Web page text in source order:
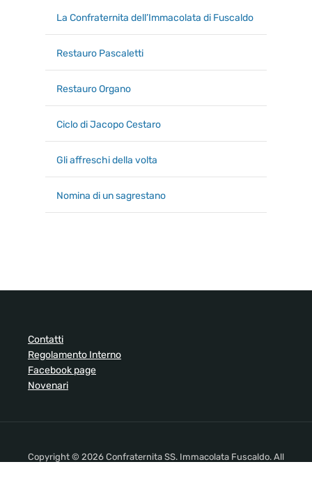
La Confraternita dell’Immacolata di Fuscaldo
Restauro Pascaletti
Restauro Organo
Ciclo di Jacopo Cestaro
Gli affreschi della volta
Nomina di un sagrestano
Contatti
Regolamento Interno
Facebook page
Novenari
Copyright © 2026 Confraternita SS. Immacolata Fuscaldo. All